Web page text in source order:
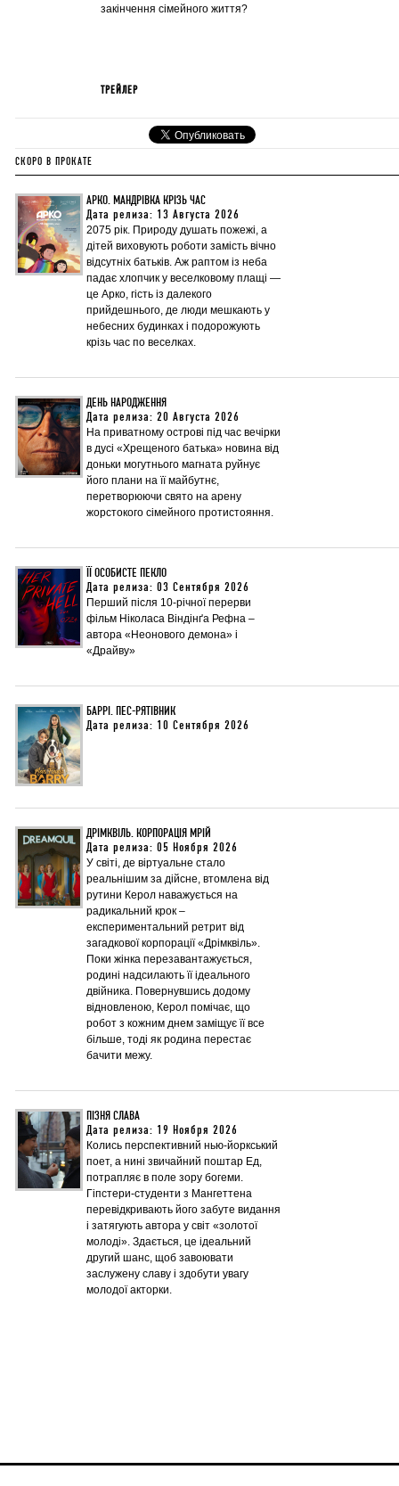
закінчення сімейного життя?
ТРЕЙЛЕР
СКОРО В ПРОКАТЕ
АРКО. МАНДРІВКА КРІЗЬ ЧАС
Дата релиза: 13 Августа 2026
2075 рік. Природу душать пожежі, а
дітей виховують роботи замість вічно
відсутніх батьків. Аж раптом із неба
падає хлопчик у веселковому плащі —
це Арко, гість із далекого
прийдешнього, де люди мешкають у
небесних будинках і подорожують
крізь час по веселках.
ДЕНЬ НАРОДЖЕННЯ
Дата релиза: 20 Августа 2026
На приватному острові під час вечірки
в дусі «Хрещеного батька» новина від
доньки могутнього магната руйнує
його плани на її майбутнє,
перетворюючи свято на арену
жорстокого сімейного протистояння.
ЇЇ ОСОБИСТЕ ПЕКЛО
Дата релиза: 03 Сентября 2026
Перший після 10-річної перерви
фільм Ніколаса Віндінґа Рефна –
автора «Неонового демона» і
«Драйву»
БАРРІ. ПЕС-РЯТІВНИК
Дата релиза: 10 Сентября 2026
ДРІМКВІЛЬ. КОРПОРАЦІЯ МРІЙ
Дата релиза: 05 Ноября 2026
У світі, де віртуальне стало
реальнішим за дійсне, втомлена від
рутини Керол наважується на
радикальний крок –
експериментальний ретрит від
загадкової корпорації «Дрімквіль».
Поки жінка перезавантажується,
родині надсилають її ідеального
двійника. Повернувшись додому
відновленою, Керол помічає, що
робот з кожним днем заміщує її все
більше, тоді як родина перестає
бачити межу.
ПІЗНЯ СЛАВА
Дата релиза: 19 Ноября 2026
Колись перспективний нью-йоркський
поет, а нині звичайний поштар Ед,
потрапляє в поле зору богеми.
Гіпстери-студенти з Мангеттена
перевідкривають його забуте видання
і затягують автора у світ «золотої
молоді». Здається, це ідеальний
другий шанс, щоб завоювати
заслужену славу і здобути увагу
молодої акторки.